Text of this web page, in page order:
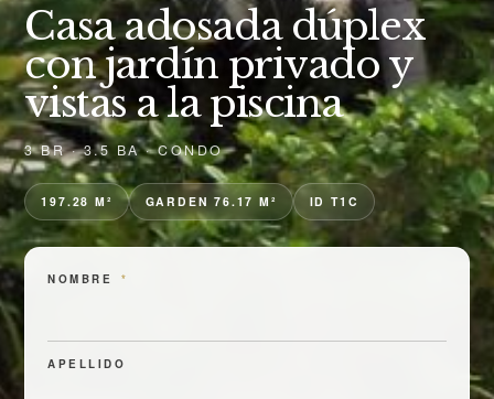
Casa adosada dúplex
con jardín privado y
vistas a la piscina
3 BR · 3.5 BA · CONDO
197.28 M² GARDEN 76.17 M² ID T1C
NOMBRE *
APELLIDO